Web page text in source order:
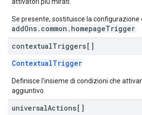
Se presente, sostituisce la configurazione
addOns.common.homepageTrigger
contextualTriggers[]
ContextualTrigger
Definisce l'insieme di condizioni che
aggiuntivo.
universalActions[]